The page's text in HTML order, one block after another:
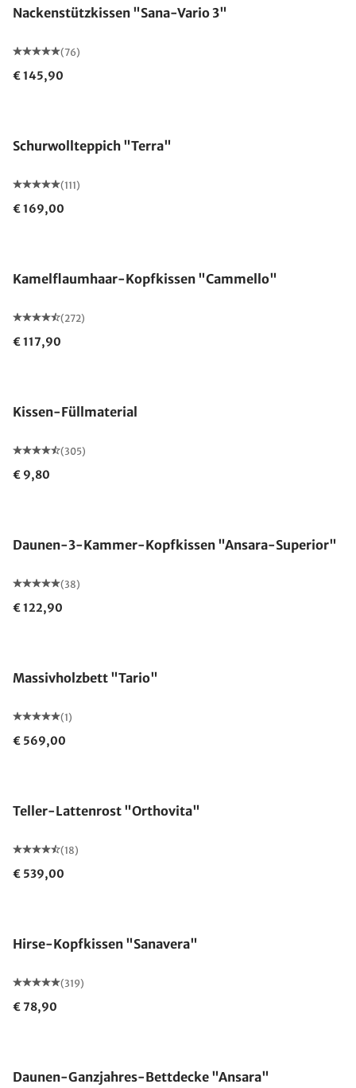
Nackenstützkissen "Sana-Vario 3"
(76)
€ 145,90
Schurwollteppich "Terra"
(111)
€ 169,00
Kamelflaumhaar-Kopfkissen "Cammello"
(272)
€ 117,90
Kissen-Füllmaterial
(305)
€ 9,80
Daunen-3-Kammer-Kopfkissen "Ansara-Superior"
(38)
€ 122,90
Massivholzbett "Tario"
(1)
€ 569,00
Teller-Lattenrost "Orthovita"
(18)
€ 539,00
Hirse-Kopfkissen "Sanavera"
(319)
€ 78,90
Daunen-Ganzjahres-Bettdecke "Ansara"